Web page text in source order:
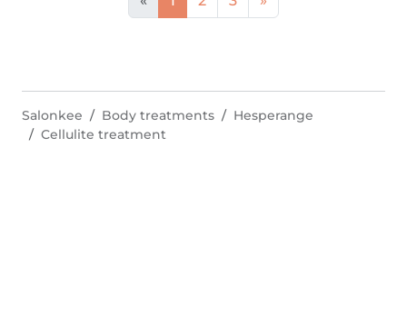
Salonkee Body treatments
Hesperange
Cellulite treatment